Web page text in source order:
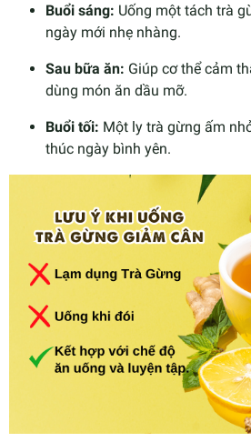
Buổi sáng: Uống một tách trà
ngày mới nhẹ nhàng.
Sau bữa ăn: Giúp cơ thể cảm
dùng món ăn dầu mỡ.
Buổi tối: Một ly trà gừng ấm
thúc ngày bình yên.